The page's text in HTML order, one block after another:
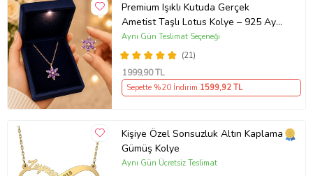
Premium Işıklı Kutuda Gerçek
Ametist Taşlı Lotus Kolye – 925 Ayar
Gümüş Kadın Kolye
(21)
Aynı Gün Teslimat Seçeneği
1999,90 TL
Sepette %20 İndirim 1599,92 TL
Kişiye Özel Sonsuzluk Altın Kaplama
Gümüş Kolye
Aynı Gün Ücretsiz Teslimat